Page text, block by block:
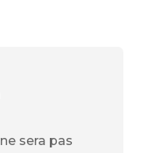
sera pas